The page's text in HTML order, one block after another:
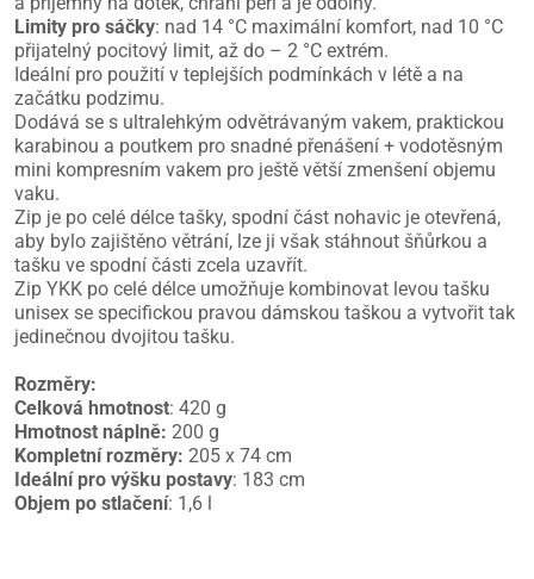
Limity pro sáčky: nad 14 °C maximální komfort, nad 10 °C
přijatelný pocitový limit, až do – 2 °C extrém.
Ideální pro použití v teplejších podmínkách v létě a na
začátku podzimu.
Dodává se s ultralehkým odvětrávaným vakem, praktickou
karabinou a poutkem pro snadné přenášení + vodotěsným
mini kompresním vakem pro ještě větší zmenšení objemu
vaku.
Zip je po celé délce tašky, spodní část nohavic je otevřená,
aby bylo zajištěno větrání, lze ji však stáhnout šňůrkou a
tašku ve spodní části zcela uzavřít.
Zip YKK po celé délce umožňuje kombinovat levou tašku
unisex se specifickou pravou dámskou taškou a vytvořit tak
jedinečnou dvojitou tašku.
Rozměry:
Celková hmotnost: 420 g
Hmotnost náplně: 200 g
Kompletní rozměry: 205 x 74 cm
Ideální pro výšku postavy: 183 cm
Objem po stlačení: 1,6 l